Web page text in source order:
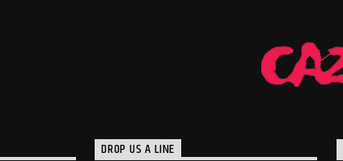
DROP US A LINE